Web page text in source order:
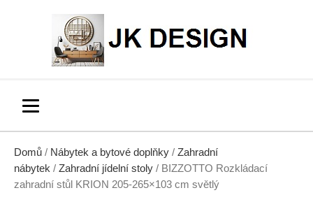
Domů / Nábytek a bytové doplňky / Zahradní
nábytek / Zahradní jídelní stoly / BIZZOTTO Rozkládací
zahradní stůl KRION 205-265×103 cm světlý